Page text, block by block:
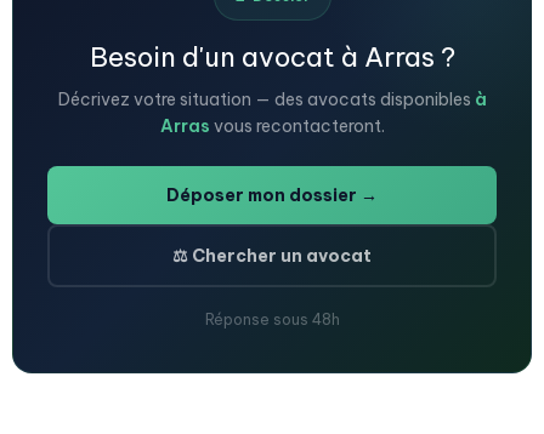
Besoin d'un avocat à Arras ?
Décrivez votre situation — des avocats disponibles à
Arras vous recontacteront.
Déposer mon dossier →
⚖️ Chercher un avocat
Réponse sous 48h